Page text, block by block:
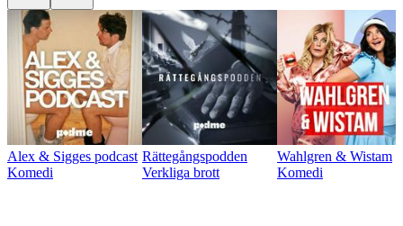
Alex & Sigges podcast
Komedi
Rättegångspodden
Verkliga brott
Wahlgren & Wistam
Komedi